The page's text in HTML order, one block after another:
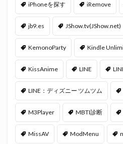
iPhoneを探す iRemove
jb9.es JShow.tv(JShow.net)
KemonoParty Kindle
KissAnime LINE
LINE：ディズニー ツムツム
M3Player MBTI診断
MissAV ModMenu